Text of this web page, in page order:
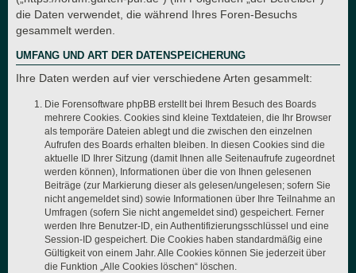
die Daten verwendet, die während Ihres Foren-Besuchs
gesammelt werden.
UMFANG UND ART DER DATENSPEICHERUNG
Ihre Daten werden auf vier verschiedene Arten gesammelt:
Die Forensoftware phpBB erstellt bei Ihrem Besuch des Boards
mehrere Cookies. Cookies sind kleine Textdateien, die Ihr Browser
als temporäre Dateien ablegt und die zwischen den einzelnen
Aufrufen des Boards erhalten bleiben. In diesen Cookies sind die
aktuelle ID Ihrer Sitzung (damit Ihnen alle Seitenaufrufe zugeordnet
werden können), Informationen über die von Ihnen gelesenen
Beiträge (zur Markierung dieser als gelesen/ungelesen; sofern Sie
nicht angemeldet sind) sowie Informationen über Ihre Teilnahme an
Umfragen (sofern Sie nicht angemeldet sind) gespeichert. Ferner
werden Ihre Benutzer-ID, ein Authentifizierungsschlüssel und eine
Session-ID gespeichert. Die Cookies haben standardmäßig eine
Gültigkeit von einem Jahr. Alle Cookies können Sie jederzeit über
die Funktion „Alle Cookies löschen“ löschen.